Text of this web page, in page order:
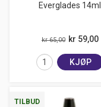
Everglades 14ml
kr 65,00 kr 59,00
KJØP
TILBUD